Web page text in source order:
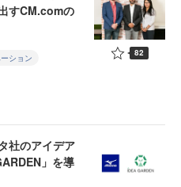
すCM.comの
ション 82
社のアイデア
」を導